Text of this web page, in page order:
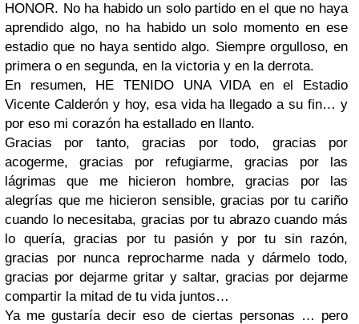
HONOR. No ha habido un solo partido en el que no haya
aprendido algo, no ha habido un solo momento en ese
estadio que no haya sentido algo. Siempre orgulloso, en
primera o en segunda, en la victoria y en la derrota.
En resumen, HE TENIDO UNA VIDA en el Estadio
Vicente Calderón y hoy, esa vida ha llegado a su fin… y
por eso mi corazón ha estallado en llanto.
Gracias por tanto, gracias por todo, gracias por
acogerme, gracias por refugiarme, gracias por las
lágrimas que me hicieron hombre, gracias por las
alegrías que me hicieron sensible, gracias por tu cariño
cuando lo necesitaba, gracias por tu abrazo cuando más
lo quería, gracias por tu pasión y por tu sin razón,
gracias por nunca reprocharme nada y dármelo todo,
gracias por dejarme gritar y saltar, gracias por dejarme
compartir la mitad de tu vida juntos…
Ya me gustaría decir eso de ciertas personas … pero